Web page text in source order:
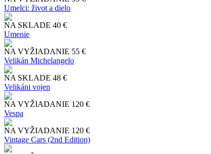
Umelci: život a dielo
NA SKLADE 40 €
Umenie
NA VYŽIADANIE 55 €
Velikán Michelangelo
NA SKLADE 48 €
Velikáni vojen
NA VYŽIADANIE 120 €
Vespa
NA VYŽIADANIE 120 €
Vintage Cars (2nd Edition)